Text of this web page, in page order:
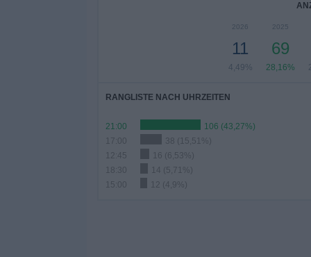
2026
11
4,49%
2025
69
28,16%
RANGLISTE NACH UHRZEITEN
21:00
106 (43,27%)
17:00
38 (15,51%)
12:45
16 (6,53%)
18:30
14 (5,71%)
15:00
12 (4,9%)